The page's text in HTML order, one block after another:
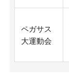
ペガサス
大運動会